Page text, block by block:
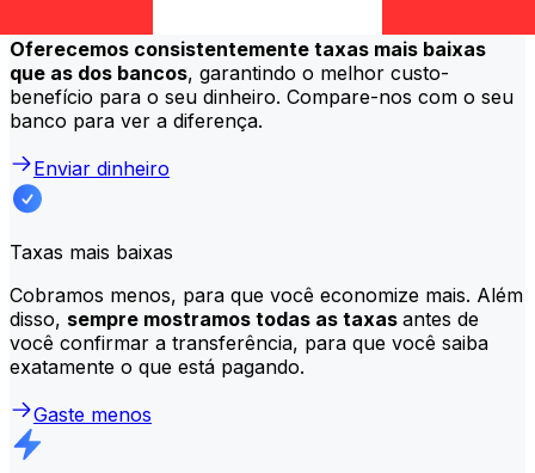
Oferecemos consistentemente taxas mais baixas
que as dos bancos, garantindo o melhor custo-
benefício para o seu dinheiro. Compare-nos com o seu
banco para ver a diferença.
Enviar dinheiro
Taxas mais baixas
Cobramos menos, para que você economize mais. Além
disso, sempre mostramos todas as taxas antes de
você confirmar a transferência, para que você saiba
exatamente o que está pagando.
Gaste menos